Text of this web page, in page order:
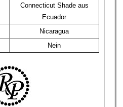
Connecticut Shade aus
Ecuador
Nicaragua
Nein